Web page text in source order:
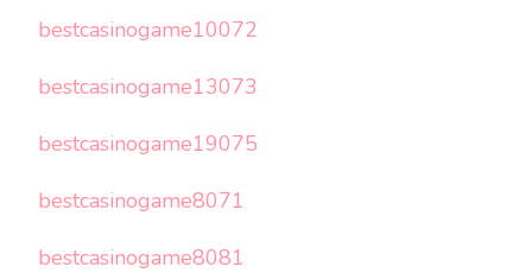
bestcasinogame10072
bestcasinogame13073
bestcasinogame19075
bestcasinogame8071
bestcasinogame8081